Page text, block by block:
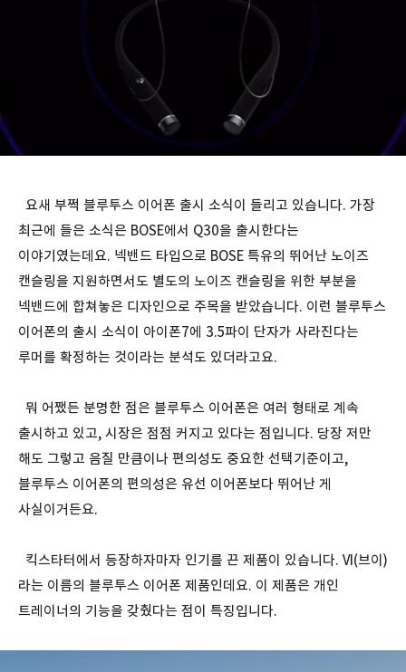
요새 부쩍 블루투스 이어폰 출시 소식이 들리고 있습니다. 가장
최근에 들은 소식은 BOSE에서 Q30을 출시한다는
이야기였는데요. 넥밴드 타입으로 BOSE 특유의 뛰어난 노이즈
캔슬링을 지원하면서도 별도의 노이즈 캔슬링을 위한 부분을
넥밴드에 합쳐놓은 디자인으로 주목을 받았습니다. 이런 블루투스
이어폰의 출시 소식이 아이폰7에 3.5파이 단자가 사라진다는
루머를 확정하는 것이라는 분석도 있더라고요.
뭐 어쨌든 분명한 점은 블루투스 이어폰은 여러 형태로 계속
출시하고 있고, 시장은 점점 커지고 있다는 점입니다. 당장 저만
해도 그렇고 음질 만큼이나 편의성도 중요한 선택기준이고,
블루투스 이어폰의 편의성은 유선 이어폰보다 뛰어난 게
사실이거든요.
킥스타터에서 등장하자마자 인기를 끈 제품이 있습니다. VI(브이)
라는 이름의 블루투스 이어폰 제품인데요. 이 제품은 개인
트레이너의 기능을 갖췄다는 점이 특징입니다.